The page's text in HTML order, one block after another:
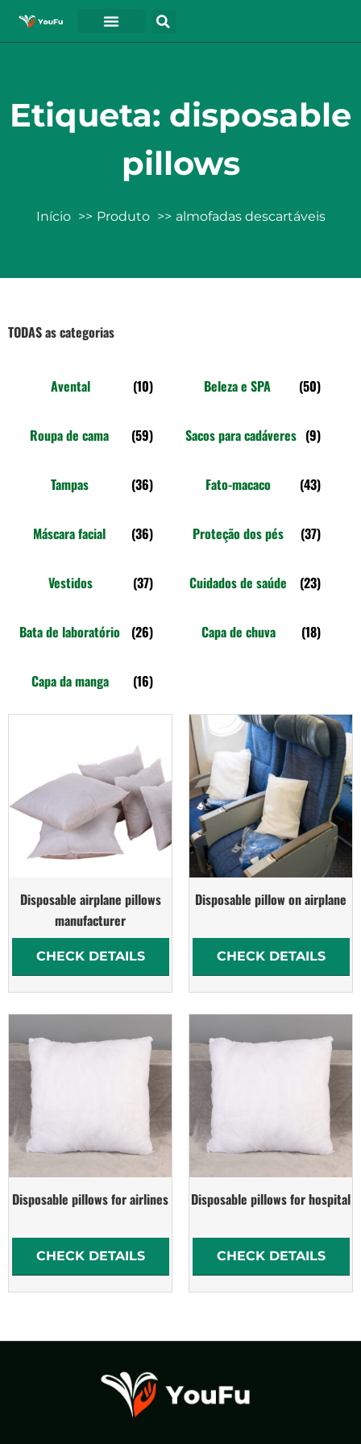
Etiqueta: disposable
pillows
Início Produto almofadas descartáveis
TODAS as categorias
Avental (10) Beleza e SPA (50)
Roupa de cama (59) Sacos para cadáveres (9)
Tampas (36) Fato-macaco (43)
Máscara facial (36) Proteção dos pés (37)
Vestidos (37) Cuidados de saúde (23)
Bata de laboratório (26) Capa de chuva (18)
Capa da manga (16)
Disposable airplane pillows
manufacturer
CHECK DETAILS
Disposable pillow on airplane
CHECK DETAILS
Disposable pillows for airlines
CHECK DETAILS
Disposable pillows for hospital
CHECK DETAILS